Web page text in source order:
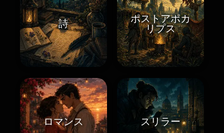
詩
ポストアポカ
リプス
ロマンス スリラー